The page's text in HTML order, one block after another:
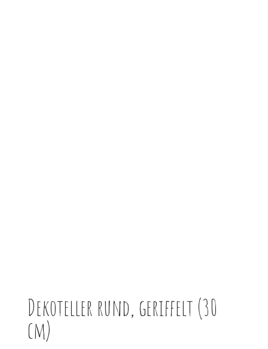
Dekoteller rund, geriffelt (30
cm)